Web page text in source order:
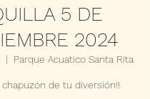
5 DE
2024
  |
Parque Acuatico Santa Rita
chapuzón de tu diversión!!